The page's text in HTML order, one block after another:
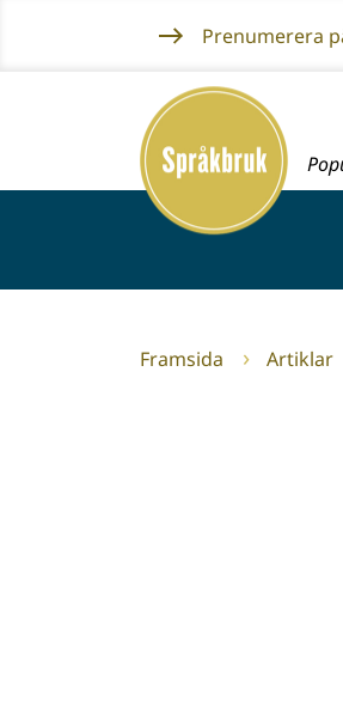
innehållet
Prenumerera
Framsida
Framsida Artiklar